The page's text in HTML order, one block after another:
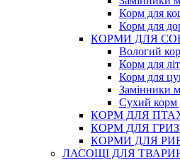
Корм для
Корм для
КОРМИ ДЛЯ
Вологий
Корм для
Корм для
Замінники
Сухий корм
КОРМ ДЛЯ
КОРМ ДЛЯ
КОРМИ ДЛЯ
ЛАСОЩІ ДЛЯ